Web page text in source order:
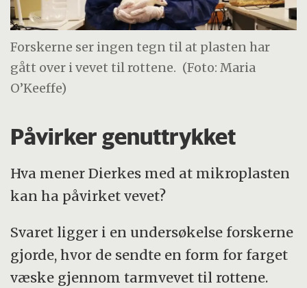
Forskerne ser ingen tegn til at plasten har
gått over i vevet til rottene. (Foto: Maria
O’Keeffe)
Påvirker genuttrykket
Hva mener Dierkes med at mikroplasten
kan ha påvirket vevet?
Svaret ligger i en undersøkelse forskerne
gjorde, hvor de sendte en form for farget
væske gjennom tarmvevet til rottene.